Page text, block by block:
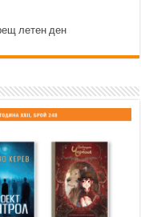
летен ден